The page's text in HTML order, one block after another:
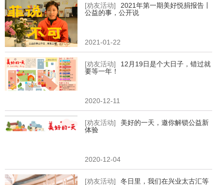
[劝友活动]
2021年第一期美好悦捐报告丨
公益的事，公开说
2021-01-22
[劝友活动]
12月19日是个大日子，错过就
要等一年！
2020-12-11
[劝友活动]
美好的一天，邀你解锁公益新
体验
2020-12-04
[劝友活动]
冬日里，我们在兴业太古汇等